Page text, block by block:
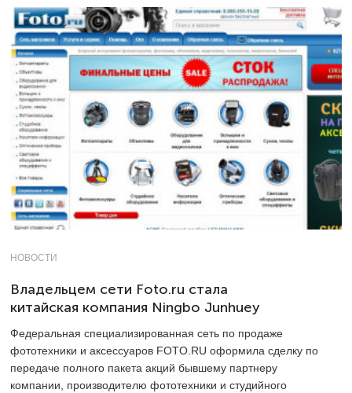
НОВОСТИ
Владельцем сети Foto.ru стала
китайская компания Ningbo Junhuey
Федеральная специализированная сеть по продаже
фототехники и аксессуаров FOTO.RU оформила сделку по
передаче полного пакета акций бывшему партнеру
компании, производителю фототехники и студийного